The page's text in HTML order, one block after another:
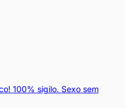
100% sigilo. Sexo sem